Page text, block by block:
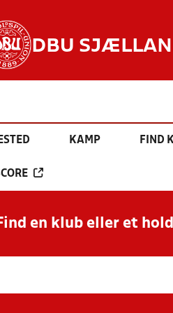
DBU
KAMP FIND
en klub eller et hold